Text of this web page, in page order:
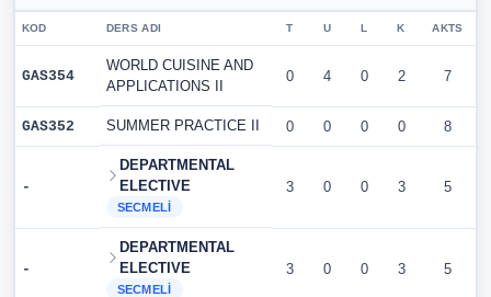
KOD DERS ADI T U L K AKTS
GAS354
WORLD CUISINE AND
APPLICATIONS II
0 4 0 2 7
GAS352 SUMMER PRACTICE II 0 0 0 0 8
-
DEPARTMENTAL
ELECTIVE
SECMELI
3 0 0 3 5
-
DEPARTMENTAL
ELECTIVE
SECMELI
3 0 0 3 5